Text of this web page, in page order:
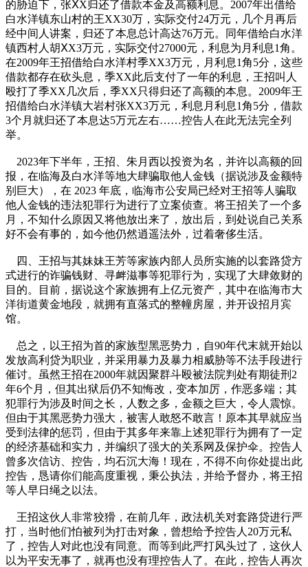
的胁迫下，张ⅩX归还了借款本金及高额利息。2007年出借给
白水洋镇东山村的王XX30万，实际交付24万元，几个月再后
经中间人讲案，归还了本息总计高达76万元。同年借给白水洋
镇西村人胡ⅩX3万元，实际交付27000元，利息为月利息1角。
在2009年王招借给白水洋村季XX3万元，月利息1角5分，这些
借款都存在砍头息，季XX此后支付了一年的利息，王招叫人
殴打了季XX几次后，季XX只得归还了高额的本息。2009年王
招借给白水洋镇大岩村张XX3万元，利息月利息1角5分，借款
3个月就归还了本息达5万元左右……控告人在此无法完全列
举。
2023年下半年，王招、朱月西以投资为名，并许以高额的回
报，在临海及白水洋等地大肆骗取他人金钱（据说涉及金额特
别巨大），在 2023 年底，临海市公安局已经对王招等人骗取
他人金钱的违法犯罪行为进行了立案侦查。将王招关了一个多
月，不知什么原因又将他放出来了，放出后，到处说自己关系
好不会有事的，如今他仍然逍遥法外，过着奢侈生活。
四、王招与其妹妹王芳等家族内部人员所实施的以套路贷方
式进行的诈骗钱财、寻衅滋事等犯罪行为，实现了大肆敛财的
目的。目前，据说这个家族拥有上亿元资产，其中在临海市大
洋街道黄金地段，就拥有直落式的整幢房屋，并开设招月宾
馆。
总之，以王招为首的家族型黑恶势力，自90年代末就开始以
发放高利贷为职业，并采用暴力及暴力相威胁等不法手段进行
催讨。虽然王招在2000年就因聚群斗殴被法院判处有期徒刑2
年6个月，但其出狱后仍不知悔改，变本加厉，作恶多端；其
犯罪行为涉及时间之长，人数之多，金额之巨大，令人震惊。
但由于其黑恶势力强大，被害人敢怒不敢言！原本其早就应当
受到法律的惩罚，但由于其多年来靠上述犯罪行为拥有了一定
的经济基础和实力，并编织了强大的关系网及保护伞。控告人
曾多次信访、控告，均石沉大海！现在，不得不向你处提出此
控告，恳请你们能高度重视，秉公执法，并给予督办，将王招
等人早日绳之以法。
王招这伙人非常狡猾，在前几年，政法机关对套路贷进行严
打，当时他们怕被列为打击对象，曾想给予控告人20万元私
了，控告人对此也没有同意。而等到此严打风头过了，这伙人
以为平安无事了，就再也没有理控告人了。在此，控告人再次